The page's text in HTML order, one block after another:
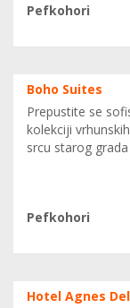
Pefkohori
Boho Suites
Prepustite se
kolekciji
srcu starog
Pefkohori
Hotel Agnes